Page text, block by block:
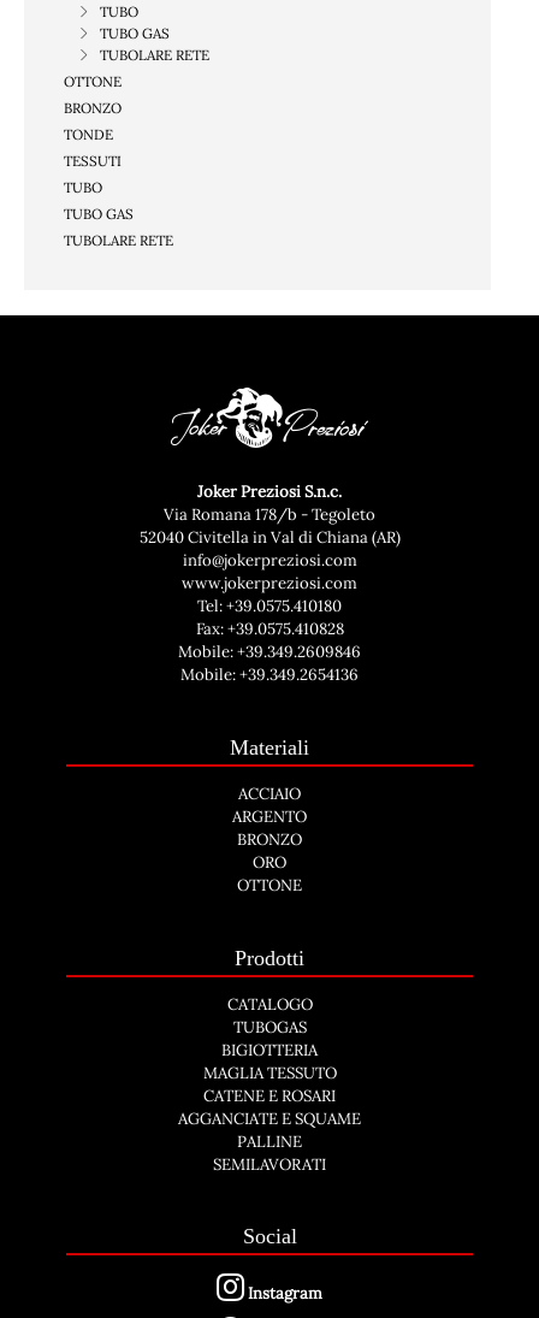
TUBO
TUBO GAS
TUBOLARE RETE
OTTONE
BRONZO
TONDE
TESSUTI
TUBO
TUBO GAS
TUBOLARE RETE
Joker Preziosi S.n.c.
Via Romana 178/b - Tegoleto
52040 Civitella in Val di Chiana (AR)
info@jokerpreziosi.com
www.jokerpreziosi.com
Tel:+39.0575.410180
Fax: +39.0575.410828
Mobile:+39.349.2609846
Mobile:+39.349.2654136
Materiali
ACCIAIO
ARGENTO
BRONZO
ORO
OTTONE
Prodotti
CATALOGO
TUBOGAS
BIGIOTTERIA
MAGLIA TESSUTO
CATENE E ROSARI
AGGANCIATE E SQUAME
PALLINE
SEMILAVORATI
Social
Instagram